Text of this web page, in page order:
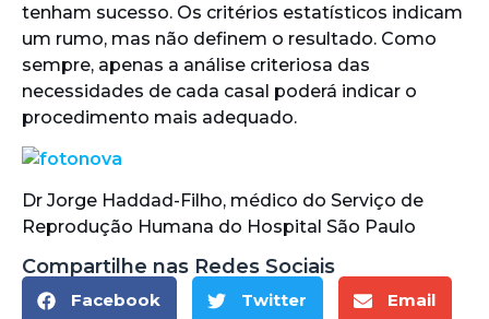
tenham sucesso. Os critérios estatísticos indicam
um rumo, mas não definem o resultado. Como
sempre, apenas a análise criteriosa das
necessidades de cada casal poderá indicar o
procedimento mais adequado.
Dr Jorge Haddad-Filho, médico do Serviço de
Reprodução Humana do Hospital São Paulo
Compartilhe nas Redes Sociais
Facebook Twitter Email